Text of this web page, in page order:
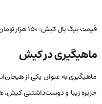
قایق کف شیشه‌ای دو نفره 600 هزار تومان
بیگ بال کیش
بیگ بال کیش یکی از جذاب‌ترین
کیش است که به ‌خصوص میان